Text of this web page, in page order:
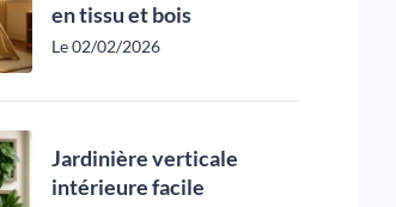
en tissu et bois
Le 02/02/2026
Jardinière verticale
intérieure facile